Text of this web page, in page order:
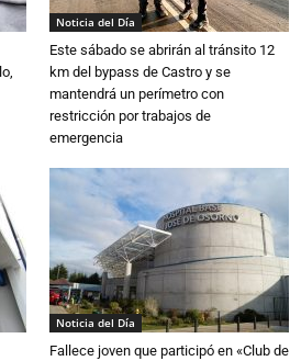
Noticia del Día
Este sábado se abrirán al tránsito 12
km del bypass de Castro y se
mantendrá un perímetro con
restricción por trabajos de
emergencia
Noticia del Día
Fallece joven que participó en «Club de